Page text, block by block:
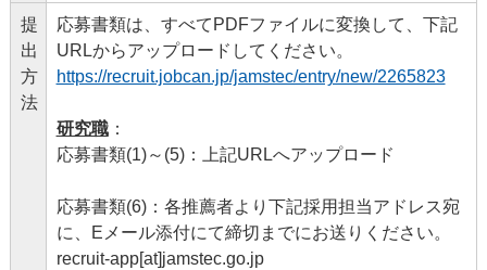
提
出
方
法
応募書類は、すべてPDFファイルに変換して、下記
URLからアップロードしてください。
https://recruit.jobcan.jp/jamstec/entry/new/2265823
研究職：
応募書類(1)～(5)：上記URLへアップロード
応募書類(6)：各推薦者より下記採用担当アドレス宛
に、Eメール添付にて締切までにお送りください。
recruit-app[at]jamstec.go.jp